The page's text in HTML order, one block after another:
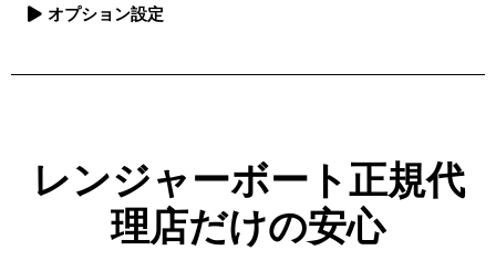
オプション設定
レンジャーボート正規代
理店だけの安心